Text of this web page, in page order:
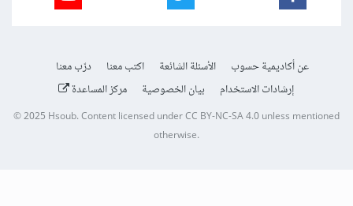
عن أكاديمية حسوب الأسئلة الشائعة اكتب معنا
درّب معنا
إرشادات الاستخدام
بيان الخصوصية مركز المساعدة
© 2025 Hsoub.Content licensed underCC BY-NC-SA 4.0unless mentioned
otherwise.